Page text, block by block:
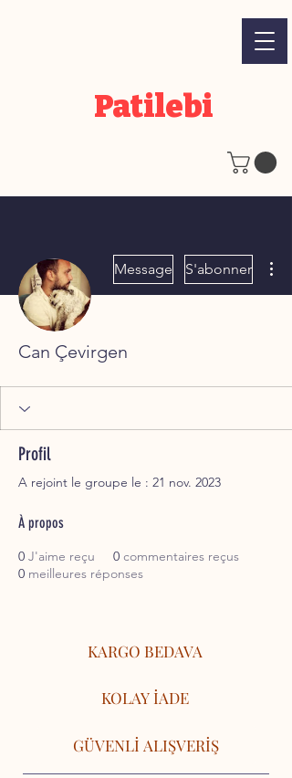
Patilebi
Message S'abonner
Can Çevirgen
Profil
A rejoint le groupe le : 21 nov. 2023
À propos
0 J'aime reçu 0 commentaires reçus
0 meilleures réponses
KARGO BEDAVA
KOLAY İADE
GÜVENLİ ALIŞVERİŞ